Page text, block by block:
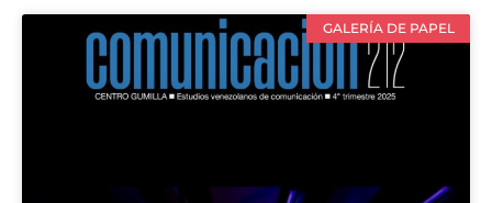
GALERÍA DE PAPEL